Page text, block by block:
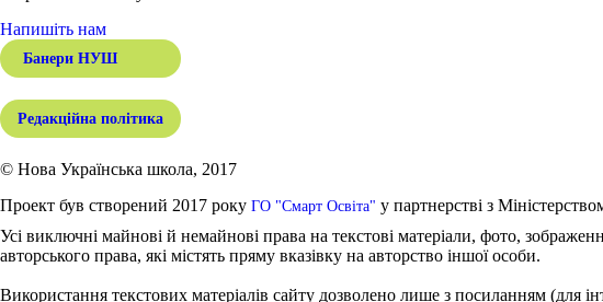
Напишіть нам
Банери НУШ
Редакційна політика
© Нова Українська школа, 2017
Проект був створений 2017 року ГО "Смарт Освіта" у партнерстві з
Усі виключні майнові й немайнові права на текстові матеріали, фото,
авторського права, які містять пряму вказівку на авторство іншої особи.
Використання текстових матеріалів сайту дозволено лише з посиланням (для